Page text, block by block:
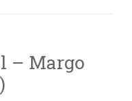
– Margo